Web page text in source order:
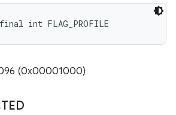
int FLAG_PROFILE
(0x00001000)